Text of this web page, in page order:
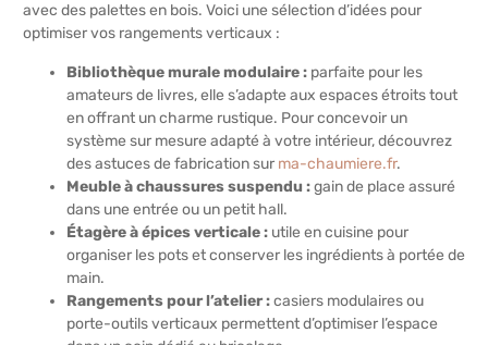
avec des palettes en bois. Voici une sélection d’idées pour
optimiser vos rangements verticaux :
Bibliothèque murale modulaire : parfaite pour les
amateurs de livres, elle s’adapte aux espaces étroits tout
en offrant un charme rustique. Pour concevoir un
système sur mesure adapté à votre intérieur, découvrez
des astuces de fabrication sur ma-chaumiere.fr.
Meuble à chaussures suspendu :gain de place assuré
dans une entrée ou un petit hall.
Étagère à épices verticale : utile en cuisine pour
organiser les pots et conserver les ingrédients à portée de
main.
Rangements pour l’atelier :casiers modulaires ou
porte-outils verticaux permettent d’optimiser l’espace